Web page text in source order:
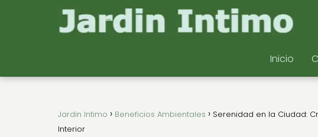
Inicio
Jardin Intimo Beneficios Ambientales
Serenidad en la Ciudad:
Interior